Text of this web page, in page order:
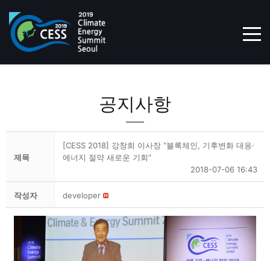
공지사항
제목
[CESS 2018] 강창희 이사장 “블록체인, 기후변화 대응·
에너지 절약 새로운 기회”
2018-07-06 16:43
작성자 developer